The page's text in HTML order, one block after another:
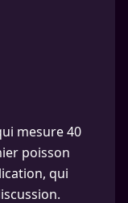
mesure 40
poisson
qui